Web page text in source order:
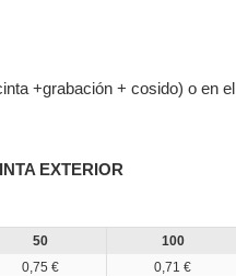
+grabación + cosido) o en el
EXTERIOR
50
0,75 €
100
0,71 €